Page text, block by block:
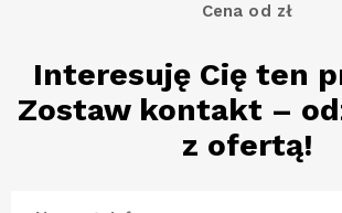
Cena od zł
Interesuję Cię ten
Zostaw kontakt –
z ofertą!